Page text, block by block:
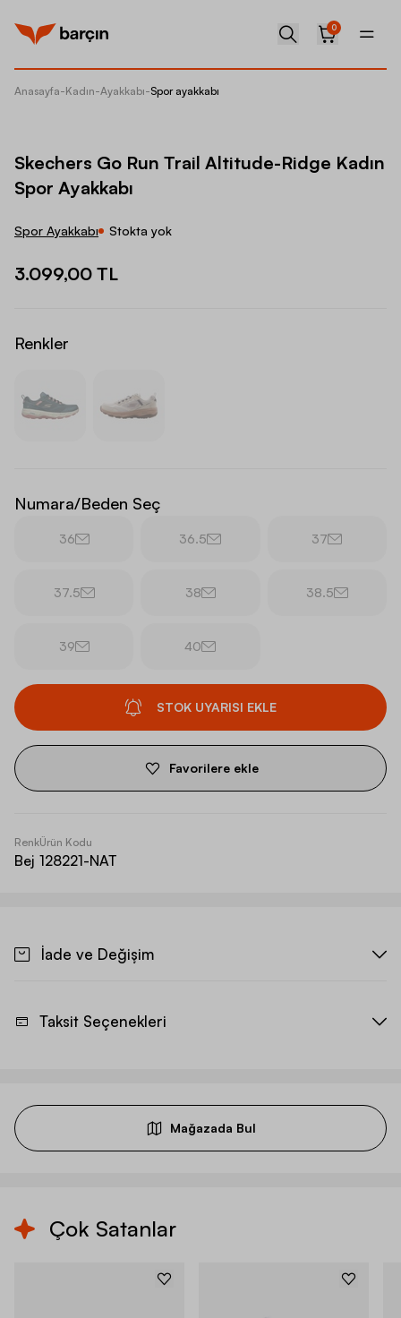
0
Anasayfa-Kadın-Ayakkabı-Spor ayakkabı
Skechers Go Run Trail Altitude-Ridge Kadın
Spor Ayakkabı
Spor Ayakkabı Stokta yok
3.099,00 TL
Renkler
Numara/Beden Seç
36 36.5 37
37.5 38 38.5
39 40
STOK UYARISI EKLE
Favorilere ekle
Renk
Bej
Ürün Kodu
128221-NAT
İade ve Değişim
Taksit Seçenekleri
Mağazada Bul
Çok Satanlar